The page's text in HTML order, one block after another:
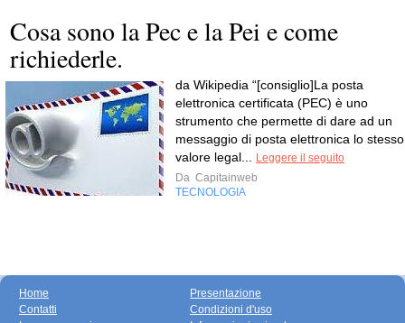
Cosa sono la Pec e la Pei e come
richiederle.
da Wikipedia “[consiglio]La posta
elettronica certificata (PEC) è uno
strumento che permette di dare ad un
messaggio di posta elettronica lo stesso
valore legal...
Leggere il seguito
Da Capitainweb
TECNOLOGIA
Home
Contatti
Presentazione
Condizioni d'uso